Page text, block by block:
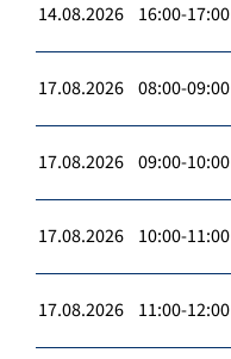
14.08.2026 16:00-17:00
17.08.2026 08:00-09:00
17.08.2026 09:00-10:00
17.08.2026 10:00-11:00
17.08.2026 11:00-12:00